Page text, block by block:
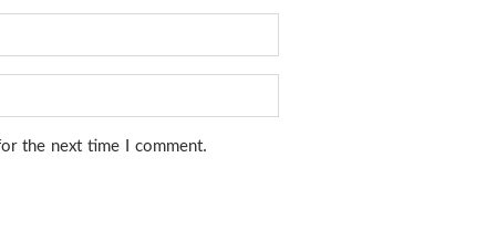
the next time I comment.